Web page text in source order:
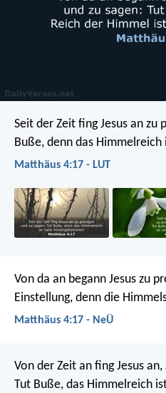
Seit der Zeit fing Jesus an zu
Buße, denn das
Matthäus 4:17 - LUT
Von da an begann Jesus zu
Einstellung, denn die
Matthäus 4:17 - NeÜ
Von der Zeit an fing Jesus
Tut Buße, das Himmelreich